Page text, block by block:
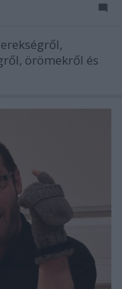
örömekről és